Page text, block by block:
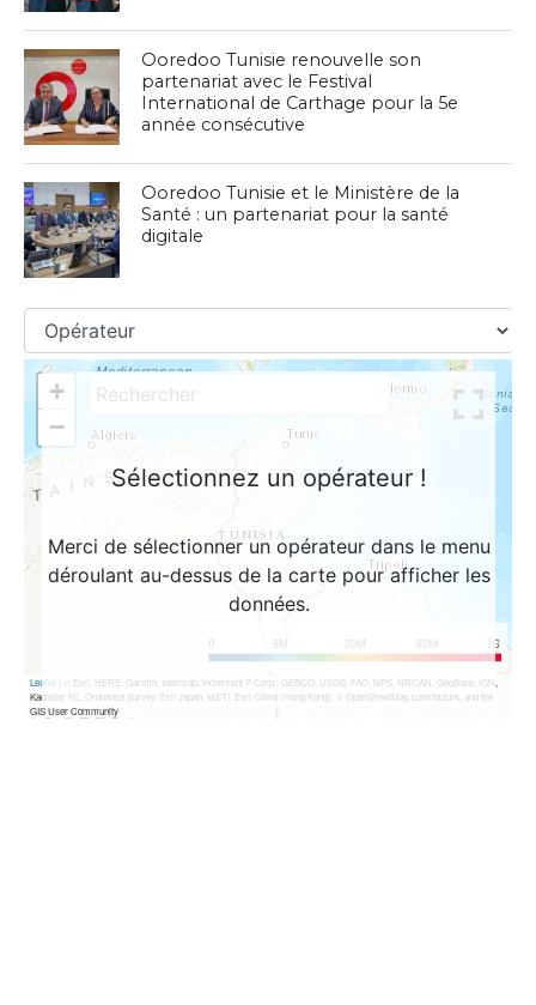
Ooredoo Tunisie renouvelle son
partenariat avec le Festival
International de Carthage pour la 5e
année consécutive
Ooredoo Tunisie et le Ministère de la
Santé : un partenariat pour la santé
digitale